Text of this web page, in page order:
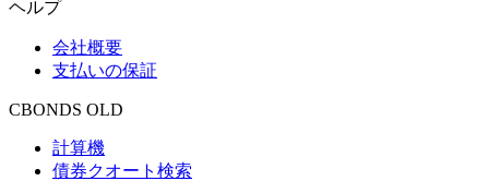
ヘルプ
会社概要
支払いの保証
CBONDS OLD
計算機
債券クオート検索